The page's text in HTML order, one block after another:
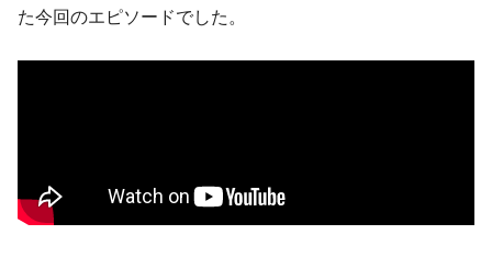
た今回のエピソードでした。